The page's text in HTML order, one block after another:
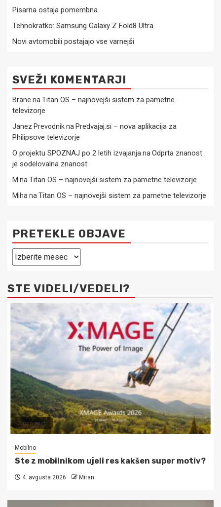
Pisarna ostaja pomembna
Tehnokratko: Samsung Galaxy Z Fold8 Ultra
Novi avtomobili postajajo vse varnejši
SVEŽI KOMENTARJI
Brane na Titan OS – najnovejši sistem za pametne
televizorje
Janez Prevodnikna Predvajaj.si – nova aplikacija za
Philipsove televizorje
O projektu SPOZNAJ po 2 letih izvajanjana Odprta znanost
je sodelovalna znanost
M na Titan OS – najnovejši sistem za pametne televizorje
Miha na Titan OS – najnovejši sistem za pametne televizorje
PRETEKLE OBJAVE
Pretekle
objave
STE VIDELI/VEDELI?
3 min read
Mobilno
Ste z mobilnikom ujeli res kakšen super motiv?
4. avgusta 2026 Miran